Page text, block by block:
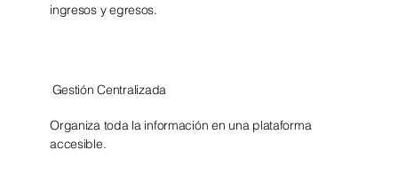
ingresos y egresos.
Gestión Centralizada
Organiza toda la información en una plataforma
accesible.​